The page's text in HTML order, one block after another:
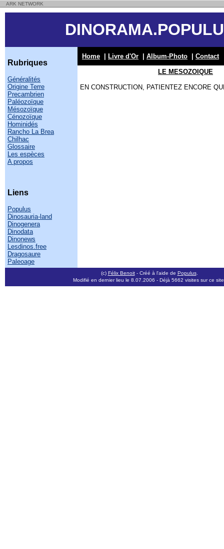
ARK NETWORK
Rubriques
Généralités
Origine Terre
Precambrien
Paléozoïque
Mésozoïque
Cénozoïque
Hominidés
Rancho La Brea
Chilhac
Glossaire
Les espèces
A propos
Liens
Populus
Dinosauria-land
Dinogenera
Dinodata
Dinonews
Lesdinos.free
Dragosaure
Paleoage
Home Livre d'Or Album-Photo Contact
LE MESOZOIQUE
EN CONSTRUCTION, PATIENTEZ ENCORE
(c) Félix Benoit- Créé à l'aide de Populus.
Modifié en dernier lieu le 8.07.2006 - Déjà 5662 visites sur ce